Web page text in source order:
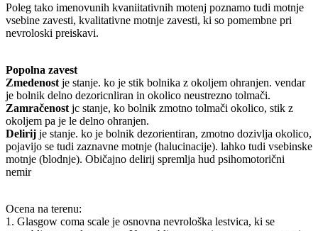
Poleg tako imenovunih kvaniitativnih motenj poznamo tudi motnje
vsebine zavesti, kvalitativne motnje zavesti, ki so pomembne pri
nevroloski preiskavi.
Popolna zavest
Zmedenost je stanje. ko je stik bolnika z okoljem ohranjen. vendar
je bolnik delno dezoricnliran in okolico neustrezno tolmači.
Zamračenost jc stanje, ko bolnik zmotno tolmači okolico, stik z
okoljem pa je le delno ohranjen.
Delirij je stanje. ko je bolnik dezorientiran, zmotno dozivlja okolico,
pojavijo se tudi zaznavne motnje (halucinacije). lahko tudi vsebinske
motnje (blodnje). Običajno delirij spremlja hud psihomotorični
nemir
Ocena na terenu:
1. Glasgow coma scale je osnovna nevrološka lestvica, ki se